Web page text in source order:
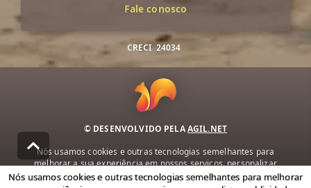
Fale conosco
CRECI 24034
© DESENVOLVIDO PELAAGIL.NET
Nós usamos cookies e outras tecnologias semelhantes para
melhorar a sua experiência em nossos serviços, personalizar
publicidade e recomendar conteúdo de seu interesse. Ao utilizar
Nós usamos cookies e outras tecnologias semelhantes para melhorar